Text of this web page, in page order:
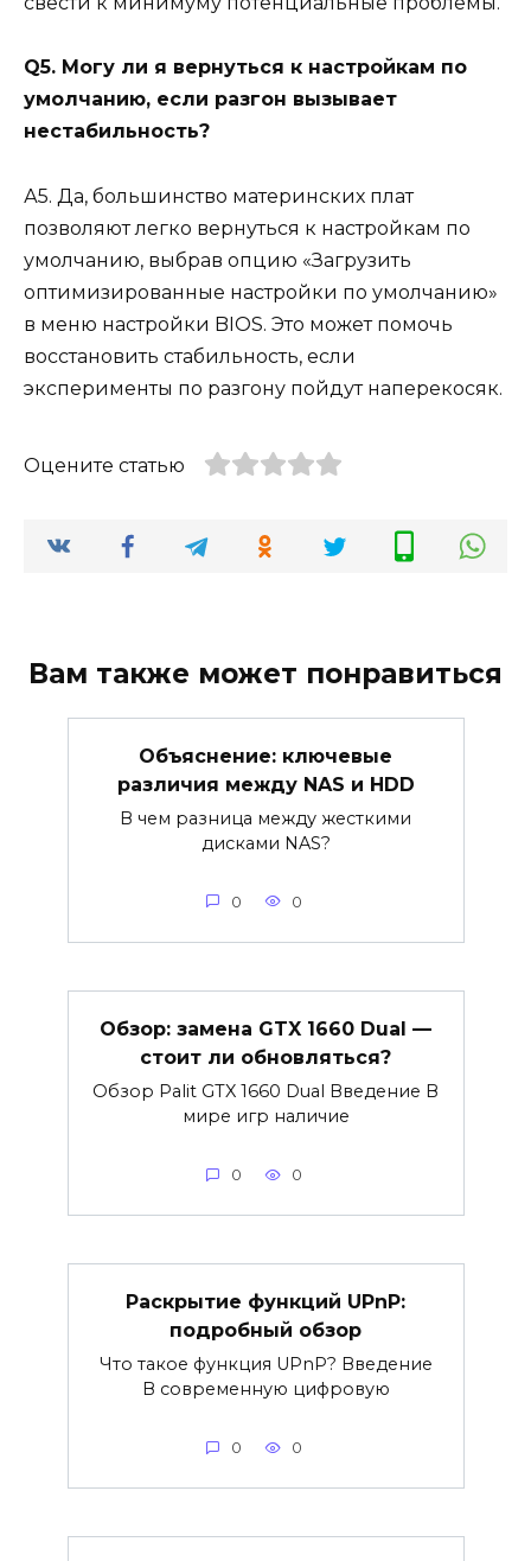
Q5. Могу ли я вернуться к настройкам по
умолчанию, если разгон вызывает
нестабильность?
А5. Да, большинство материнских плат
позволяют легко вернуться к настройкам по
умолчанию, выбрав опцию «Загрузить
оптимизированные настройки по умолчанию»
в меню настройки BIOS. Это может помочь
восстановить стабильность, если
эксперименты по разгону пойдут наперекосяк.
Оцените статью
Вам также может понравиться
Объяснение: ключевые
различия между NAS и HDD
В чем разница между жесткими
дисками NAS?
0 0
Обзор: замена GTX 1660 Dual —
стоит ли обновляться?
Обзор Palit GTX 1660 Dual Введение В
мире игр наличие
0 0
Раскрытие функций UPnP:
подробный обзор
Что такое функция UPnP? Введение
В современную цифровую
0 0